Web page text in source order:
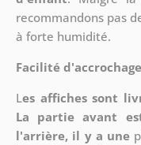
recommandons pas
à forte humidité.
Facilité d'accrochage
Les affiches sont
La partie avant
l'arrière, il y a une